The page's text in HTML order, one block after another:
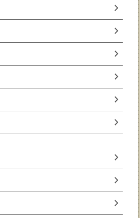
chevron_right
chevron_right
chevron_right
chevron_right
chevron_right
chevron_right
chevron_right
chevron_right
chevron_right